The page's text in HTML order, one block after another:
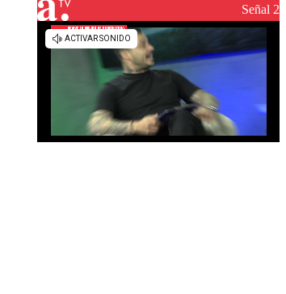
reconstrucciónSeñal 2